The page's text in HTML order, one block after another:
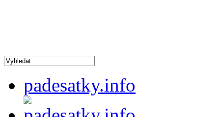
padesatky.info